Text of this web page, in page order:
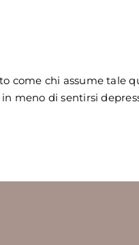
come chi assume tale
meno di sentirsi